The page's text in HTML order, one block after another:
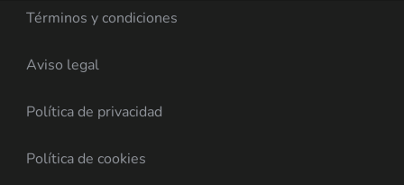
Términos y condiciones
Aviso legal
Política de privacidad
Política de cookies